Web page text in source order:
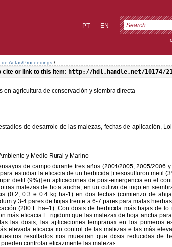
EN
PT
de Actas/Proceedings /
cite or link to this item: http://hdl.handle.net/10174/
en agricultura de conservación y siembra directa
de desarrolo de las malezas, fechas de aplicación,
y Medio Rural y Marino
de campo durante tres años (2004/2005, 2005/2006
estudiar la eficacia de un herbicida [mesosulfuron metil
dietil (9%)] en aplicaciones de post-emergencia en el
malezas de hoja ancha, en un cultivo de trigo en
(0.2, 0.3 e 0.4 kg ha-1) en dos fechas (comienzo de
y 3-4 pares de hojas frente a 6-7 pares para malas
(200 L ha–1). Con dosis de herbicida más bajas de lo
más eficacia L. rigidum que las malezas de hoja ancha
las dosis, las aplicaciones tempranas en los primeros
elevada eficacia no control de las malezas e las más
resultados nos muestran que dosis reducidas de
controlar eficazmente las malezas.